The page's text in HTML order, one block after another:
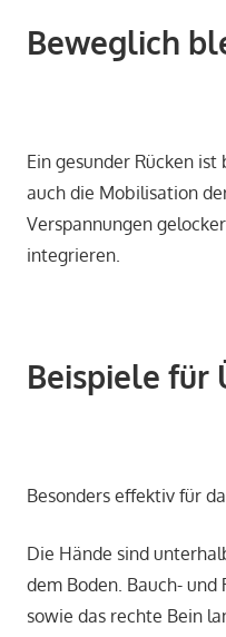
Beweglich
Ein gesunder Rücken
auch die Mobilisation
Verspannungen
integrieren.
Beispiele für
Besonders effektiv für
Die Hände sind
dem Boden. Bauch-
sowie das rechte Bein